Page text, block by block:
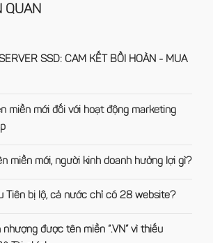
QUAN
SSD: CAM KẾT BỒI HOÀN - MUA
miền mới đối với hoạt động marketing
miền mới, người kinh doanh hưởng lợi gì?
Tiên bị lộ, cả nước chỉ có 28 website?
được tên miền “.VN” vì thiếu